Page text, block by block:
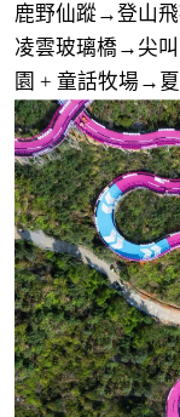
鹿野仙蹤→登山
凌雲玻璃橋→尖
園 + 童話牧場→